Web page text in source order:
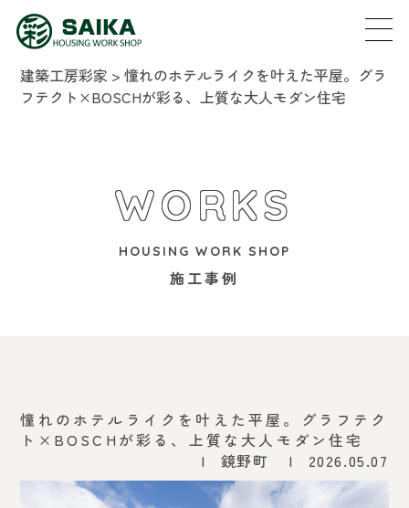
建築工房彩家 >憧れのホテルライクを叶えた平屋。グラ
フテクト×BOSCHが彩る、上質な大人モダン住宅
WORKS
HOUSING WORK SHOP
施工事例
憧れのホテルライクを叶えた平屋。グラフテク
ト×BOSCHが彩る、上質な大人モダン住宅
鏡野町
2026.05.07